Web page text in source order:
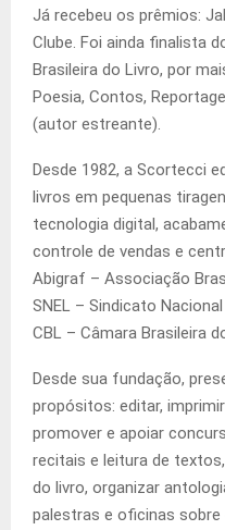
Já recebeu os prêmios:
Clube. Foi ainda finalista
Brasileira do Livro, por
Poesia, Contos,
(autor estreante).
Desde 1982, a Scortecci
livros em pequenas
tecnologia digital,
controle de vendas e
Abigraf – Associação
SNEL – Sindicato
CBL – Câmara Brasileira
Desde sua fundação,
propósitos: editar,
promover e apoiar
recitais e leitura de
do livro, organizar
palestras e oficinas sobre